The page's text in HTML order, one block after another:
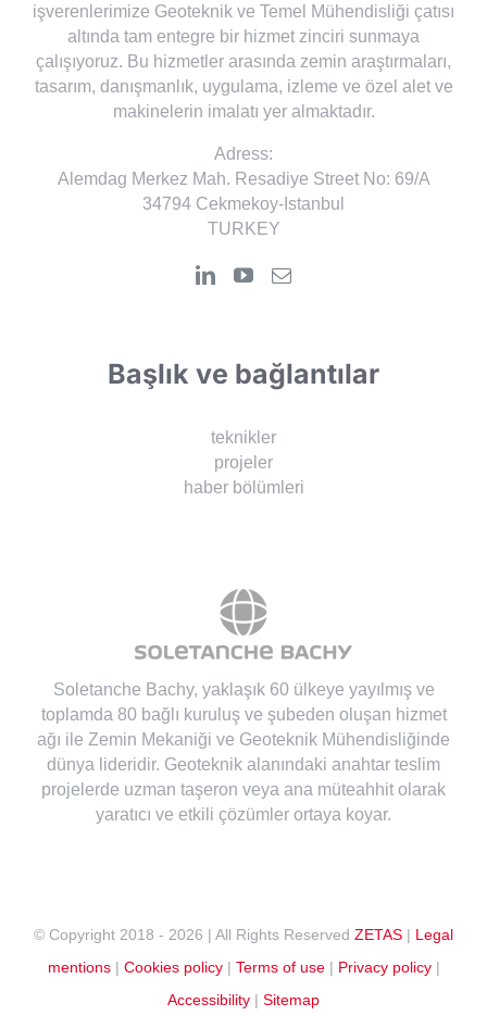
işverenlerimize Geoteknik ve Temel Mühendisliği çatısı
altında tam entegre bir hizmet zinciri sunmaya
çalışıyoruz. Bu hizmetler arasında zemin araştırmaları,
tasarım, danışmanlık, uygulama, izleme ve özel alet ve
makinelerin imalatı yer almaktadır.
Adress:
Alemdag Merkez Mah. Resadiye Street No: 69/A
34794 Cekmekoy-Istanbul
TURKEY
Başlık ve bağlantılar
teknikler
projeler
haber bölümleri
Soletanche Bachy, yaklaşık 60 ülkeye yayılmış ve
toplamda 80 bağlı kuruluş ve şubeden oluşan hizmet
ağı ile Zemin Mekaniği ve Geoteknik Mühendisliğinde
dünya lideridir. Geoteknik alanındaki anahtar teslim
projelerde uzman taşeron veya ana müteahhit olarak
yaratıcı ve etkili çözümler ortaya koyar.
© Copyright 2018 - 2026 | All Rights Reserved ZETAS | Legal
mentions| Cookies policy| Terms of use| Privacy policy|
Accessibility | Sitemap